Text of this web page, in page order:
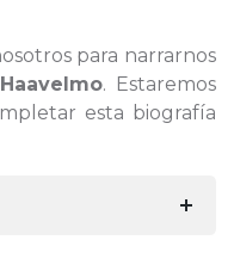
para narrarnos
. Estaremos
esta biografía